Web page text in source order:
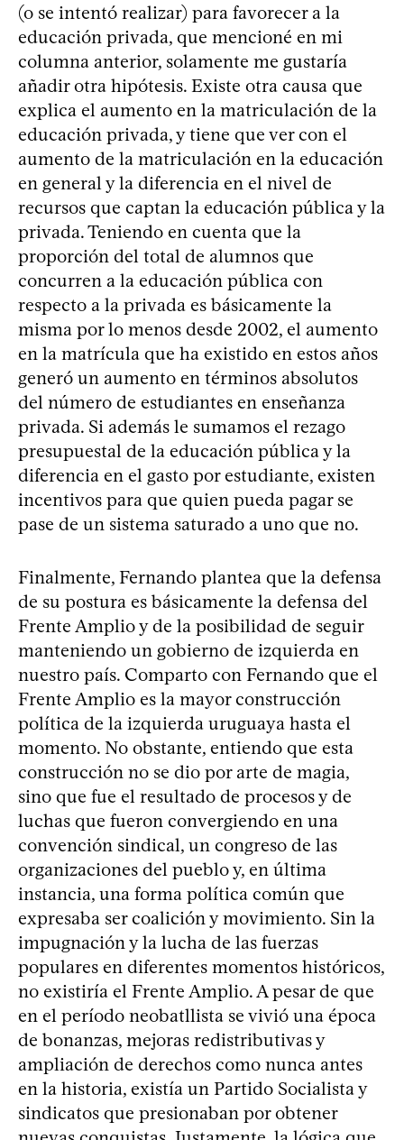
(o se intentó realizar) para favorecer a la
educación privada, que mencioné en mi
columna anterior, solamente me gustaría
añadir otra hipótesis. Existe otra causa que
explica el aumento en la matriculación de la
educación privada, y tiene que ver con el
aumento de la matriculación en la educación
en general y la diferencia en el nivel de
recursos que captan la educación pública y la
privada. Teniendo en cuenta que la
proporción del total de alumnos que
concurren a la educación pública con
respecto a la privada es básicamente la
misma por lo menos desde 2002, el aumento
en la matrícula que ha existido en estos años
generó un aumento en términos absolutos
del número de estudiantes en enseñanza
privada. Si además le sumamos el rezago
presupuestal de la educación pública y la
diferencia en el gasto por estudiante, existen
incentivos para que quien pueda pagar se
pase de un sistema saturado a uno que no.
Finalmente, Fernando plantea que la defensa
de su postura es básicamente la defensa del
Frente Amplio y de la posibilidad de seguir
manteniendo un gobierno de izquierda en
nuestro país. Comparto con Fernando que el
Frente Amplio es la mayor construcción
política de la izquierda uruguaya hasta el
momento. No obstante, entiendo que esta
construcción no se dio por arte de magia,
sino que fue el resultado de procesos y de
luchas que fueron convergiendo en una
convención sindical, un congreso de las
organizaciones del pueblo y, en última
instancia, una forma política común que
expresaba ser coalición y movimiento. Sin la
impugnación y la lucha de las fuerzas
populares en diferentes momentos históricos,
no existiría el Frente Amplio. A pesar de que
en el período neobatllista se vivió una época
de bonanzas, mejoras redistributivas y
ampliación de derechos como nunca antes
en la historia, existía un Partido Socialista y
sindicatos que presionaban por obtener